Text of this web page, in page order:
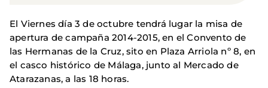
El Viernes día 3 de octubre tendrá lugar la misa de
apertura de campaña 2014-2015, en el Convento de
las Hermanas de la Cruz, sito en Plaza Arriola nº 8, en
el casco histórico de Málaga, junto al Mercado de
Atarazanas, a las 18 horas.